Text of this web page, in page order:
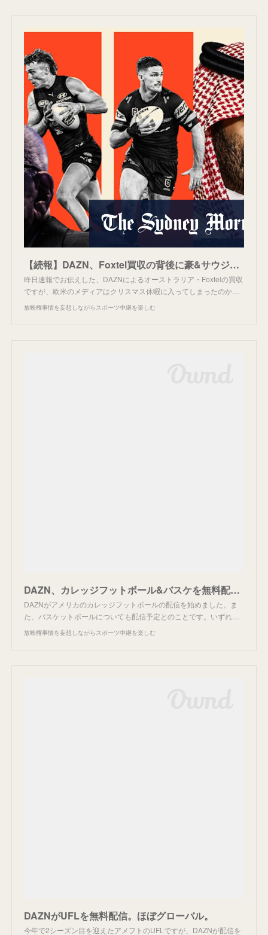
【続報】DAZN、Foxtel買収の背後に豪&サウジ人脈?
昨日速報でお伝えした、DAZNによるオーストラリア・Foxtelの買収
ですが、欧米のメディアはクリスマス休暇に入ってしまったのか…
放映権事情を妄想しながらスポーツ中継を楽しむ
DAZN、カレッジフットボール&バスケを無料配信。
DAZNがアメリカのカレッジフットボールの配信を始めました。ま
た、バスケットボールについても配信予定とのことです。いずれ…
放映権事情を妄想しながらスポーツ中継を楽しむ
DAZNがUFLを無料配信。ほぼグローバル。
今年で2シーズン目を迎えたアメフトのUFLですが、DAZNが配信を